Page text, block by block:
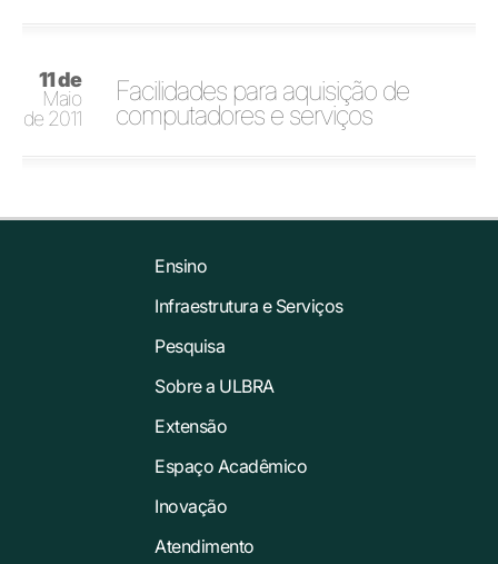
11 de
Maio
de 2011
Facilidades para aquisição de
computadores e serviços
Ensino
Infraestrutura e Serviços
Pesquisa
Sobre a ULBRA
Extensão
Espaço Acadêmico
Inovação
Atendimento